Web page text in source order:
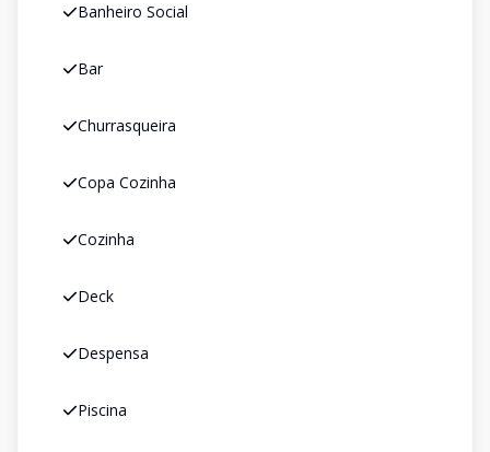
Banheiro Social
Bar
Churrasqueira
Copa Cozinha
Cozinha
Deck
Despensa
Piscina